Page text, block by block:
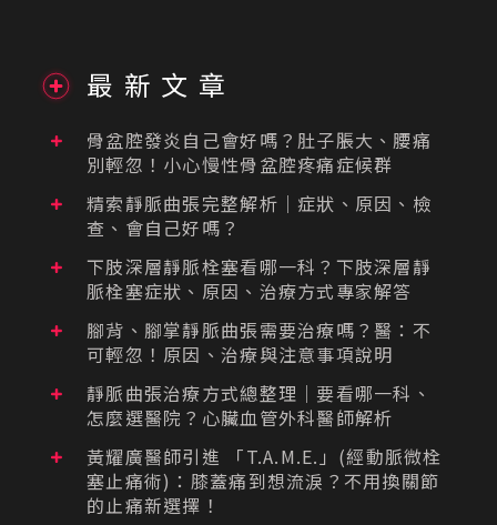
最新文章
骨盆腔發炎自己會好嗎？肚子脹大、腰痛
別輕忽！小心慢性骨盆腔疼痛症候群
精索靜脈曲張完整解析｜症狀、原因、檢
查、會自己好嗎？
下肢深層靜脈栓塞看哪一科？下肢深層靜
脈栓塞症狀、原因、治療方式專家解答
腳背、腳掌靜脈曲張需要治療嗎？醫：不
可輕忽！原因、治療與注意事項說明
靜脈曲張治療方式總整理｜要看哪一科、
怎麼選醫院？心臟血管外科醫師解析
黃耀廣醫師引進 「T.A.M.E.」(經動脈微栓
塞止痛術)：膝蓋痛到想流淚？不用換關節
的止痛新選擇！